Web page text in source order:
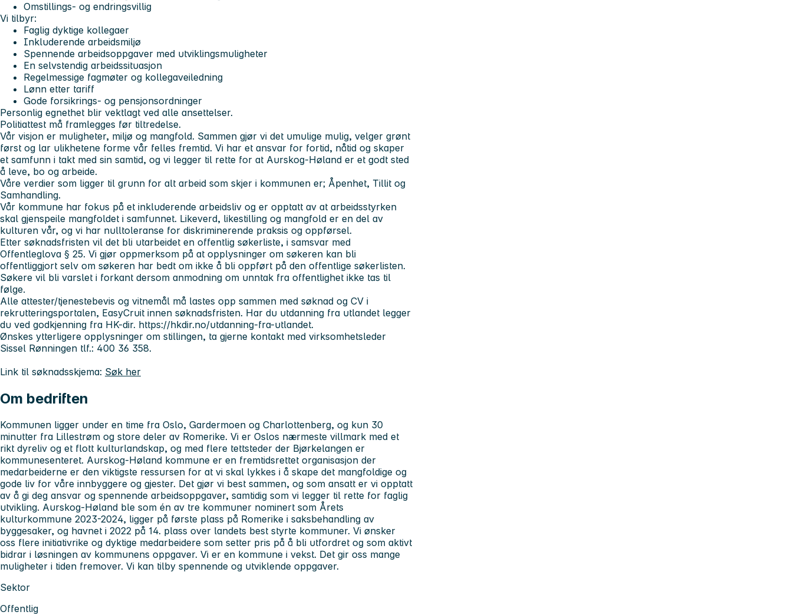
Omstillings- og endringsvillig
Vi tilbyr:
Faglig dyktige kollegaer
Inkluderende arbeidsmiljø
Spennende arbeidsoppgaver med utviklingsmuligheter
En selvstendig arbeidssituasjon
Regelmessige fagmøter og kollegaveiledning
Lønn etter tariff
Gode forsikrings- og pensjonsordninger
Personlig egnethet blir vektlagt ved alle ansettelser.
Politiattest må framlegges før tiltredelse.
Vår visjon er muligheter, miljø og mangfold. Sammen gjør vi det umulige mulig, velger grønt
først og lar ulikhetene forme vår felles fremtid. Vi har et ansvar for fortid, nåtid og skaper
et samfunn i takt med sin samtid, og vi legger til rette for at Aurskog-Høland er et godt sted
å leve, bo og arbeide.
Våre verdier som ligger til grunn for alt arbeid som skjer i kommunen er; Åpenhet, Tillit og
Samhandling.
Vår kommune har fokus på et inkluderende arbeidsliv og er opptatt av at arbeidsstyrken
skal gjenspeile mangfoldet i samfunnet. Likeverd, likestilling og mangfold er en del av
kulturen vår, og vi har nulltoleranse for diskriminerende praksis og oppførsel.
Etter søknadsfristen vil det bli utarbeidet en offentlig søkerliste, i samsvar med
Offentleglova § 25. Vi gjør oppmerksom på at opplysninger om søkeren kan bli
offentliggjort selv om søkeren har bedt om ikke å bli oppført på den offentlige søkerlisten.
Søkere vil bli varslet i forkant dersom anmodning om unntak fra offentlighet ikke tas til
følge.
Alle attester/tjenestebevis og vitnemål må lastes opp sammen med søknad og CV i
rekrutteringsportalen, EasyCruit innen søknadsfristen. Har du utdanning fra utlandet legger
du ved godkjenning fra HK-dir. https://hkdir.no/utdanning-fra-utlandet.
Ønskes ytterligere opplysninger om stillingen, ta gjerne kontakt med virksomhetsleder
Sissel Rønningen tlf.: 400 36 358.
Link til søknadsskjema: Søk her
Om bedriften
Kommunen ligger under en time fra Oslo, Gardermoen og Charlottenberg, og kun 30
minutter fra Lillestrøm og store deler av Romerike. Vi er Oslos nærmeste villmark med et
rikt dyreliv og et flott kulturlandskap, og med flere tettsteder der Bjørkelangen er
kommunesenteret. Aurskog-Høland kommune er en fremtidsrettet organisasjon der
medarbeiderne er den viktigste ressursen for at vi skal lykkes i å skape det mangfoldige og
gode liv for våre innbyggere og gjester. Det gjør vi best sammen, og som ansatt er vi opptatt
av å gi deg ansvar og spennende arbeidsoppgaver, samtidig som vi legger til rette for faglig
utvikling. Aurskog-Høland ble som én av tre kommuner nominert som Årets
kulturkommune 2023-2024, ligger på første plass på Romerike i saksbehandling av
byggesaker, og havnet i 2022 på 14. plass over landets best styrte kommuner. Vi ønsker
oss flere initiativrike og dyktige medarbeidere som setter pris på å bli utfordret og som aktivt
bidrar i løsningen av kommunens oppgaver. Vi er en kommune i vekst. Det gir oss mange
muligheter i tiden fremover. Vi kan tilby spennende og utviklende oppgaver.
Sektor
Offentlig